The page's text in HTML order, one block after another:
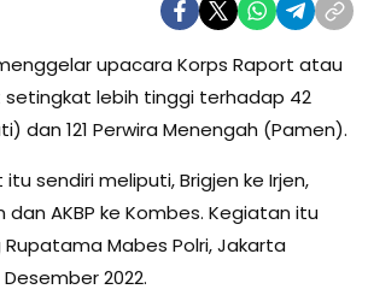
upacara Korps Raport atau
setingkat lebih tinggi terhadap 42
dan 121 Perwira Menengah (Pamen).
sendiri meliputi, Brigjen ke Irjen,
dan AKBP ke Kombes. Kegiatan itu
Mabes Polri, Jakarta
2022.